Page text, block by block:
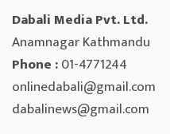
Dabali Media Pvt. Ltd.
Anamnagar Kathmandu
Phone :01-4771244
onlinedabali@gmail.com
dabalinews@gmail.com